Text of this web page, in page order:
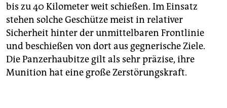
bis zu 40 Kilometer weit schießen. Im Einsatz
stehen solche Geschütze meist in relativer
Sicherheit hinter der unmittelbaren Frontlinie
und beschießen von dort aus gegnerische Ziele.
Die Panzerhaubitze gilt als sehr präzise, ihre
Munition hat eine große Zerstörungskraft.